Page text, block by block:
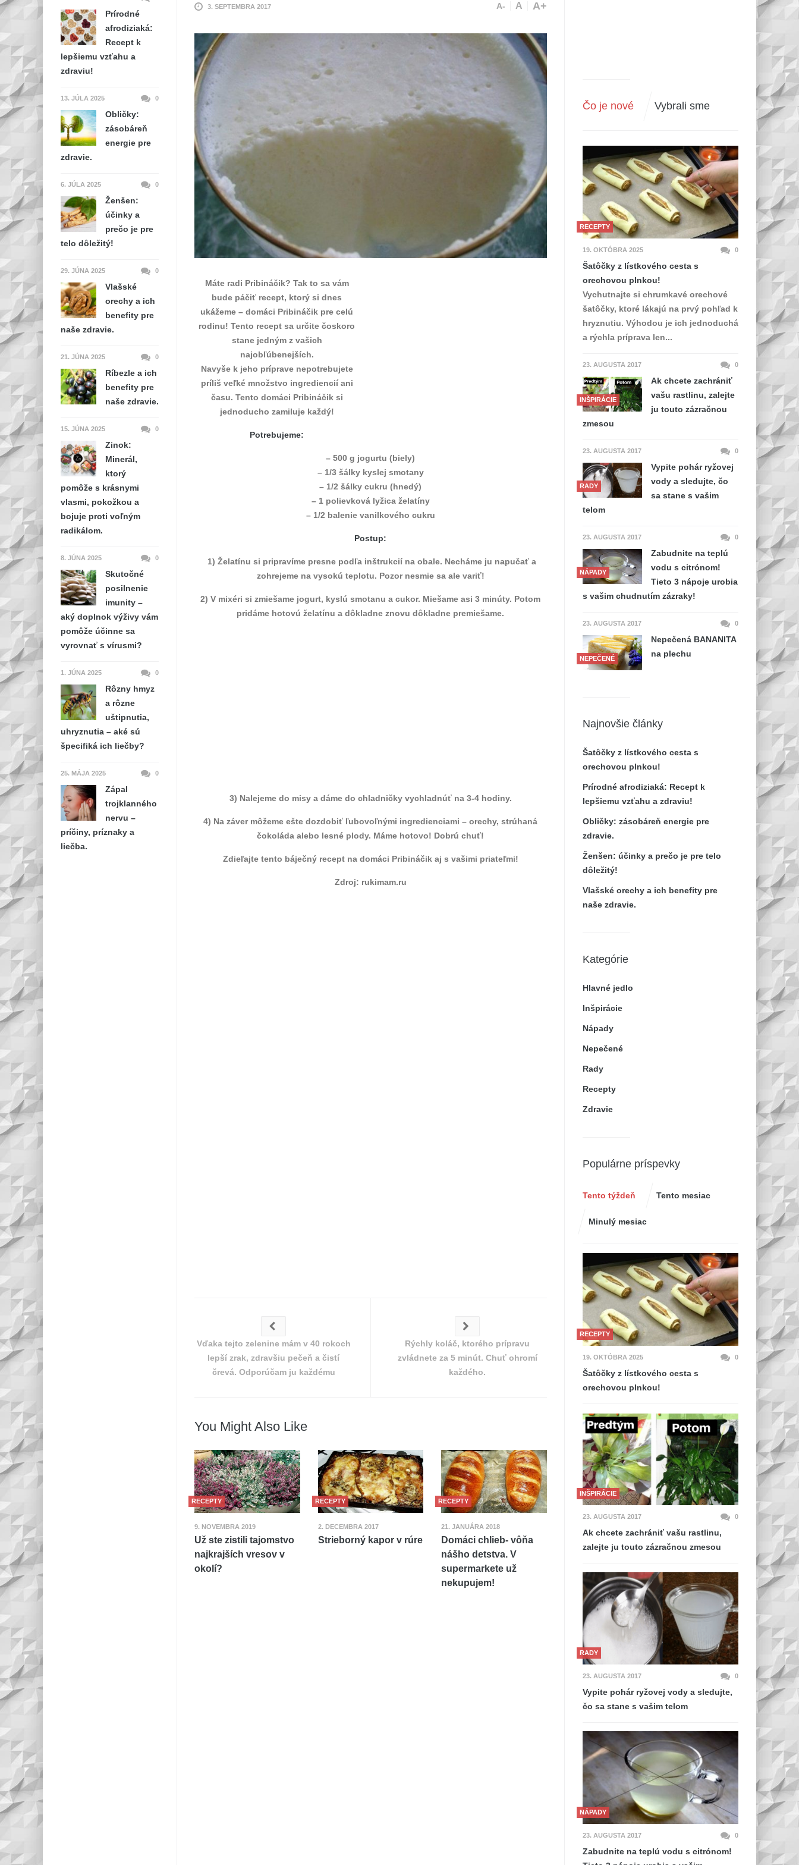
3. SEPTEMBRA 2017 A- A A+
Máte radi Pribináčik? Tak to sa vám
bude páčiť recept, ktorý si dnes
ukážeme – domáci Pribináčik pre celú
rodinu! Tento recept sa určite čoskoro
stane jedným z vašich
najobľúbenejších.
Navyše k jeho príprave nepotrebujete
príliš veľké množstvo ingrediencií ani
času. Tento domáci Pribináčik si
jednoducho zamiluje každý!
Potrebujeme:
– 500 g jogurtu (biely)
– 1/3 šálky kyslej smotany
– 1/2 šálky cukru (hnedý)
– 1 polievková lyžica želatíny
– 1/2 balenie vanilkového cukru
Postup:
1) Želatínu si pripravíme presne podľa inštrukcií na obale. Necháme ju napučať a
zohrejeme na vysokú teplotu. Pozor nesmie sa ale variť!
2) V mixéri si zmiešame jogurt, kyslú smotanu a cukor. Miešame asi 3 minúty. Potom
pridáme hotovú želatínu a dôkladne znovu dôkladne premiešame.
3) Nalejeme do misy a dáme do chladničky vychladnúť na 3-4 hodiny.
4) Na záver môžeme ešte dozdobiť ľubovoľnými ingredienciami – orechy, strúhaná
čokoláda alebo lesné plody. Máme hotovo! Dobrú chuť!
Zdieľajte tento báječný recept na domáci Pribináčik aj s vašimi priateľmi!
Zdroj: rukimam.ru
Vďaka tejto zelenine mám v 40 rokoch
lepší zrak, zdravšiu pečeň a čistí
črevá. Odporúčam ju každému
Rýchly koláč, ktorého prípravu
zvládnete za 5 minút. Chuť ohromí
každého.
You Might Also Like
RECEPTY
9. NOVEMBRA 2019
Už ste zistili tajomstvo
najkrajších vresov v
okolí?
RECEPTY
2. DECEMBRA 2017
Strieborný kapor v rúre
RECEPTY
21. JANUÁRA 2018
Domáci chlieb- vôňa
nášho detstva. V
supermarkete už
nekupujem!
Čo je nové Vybrali sme
RECEPTY
19. OKTÓBRA 2025 0
Šatôčky z lístkového cesta s
orechovou plnkou!
Vychutnajte si chrumkavé orechové
šatôčky, ktoré lákajú na prvý pohľad k
hryznutiu. Výhodou je ich jednoduchá
a rýchla príprava len...
23. AUGUSTA 2017 0
INŠPIRÁCIE
Ak chcete zachrániť
vašu rastlinu, zalejte
ju touto zázračnou
zmesou
23. AUGUSTA 2017 0
RADY
Vypite pohár ryžovej
vody a sledujte, čo
sa stane s vašim
telom
23. AUGUSTA 2017 0
NÁPADY
Zabudnite na teplú
vodu s citrónom!
Tieto 3 nápoje urobia
s vašim chudnutím zázraky!
23. AUGUSTA 2017 0
NEPEČENÉ
Nepečená BANANITA
na plechu
Najnovšie články
Šatôčky z lístkového cesta s
orechovou plnkou!
Prírodné afrodiziaká: Recept k
lepšiemu vzťahu a zdraviu!
Obličky: zásobáreň energie pre
zdravie.
Ženšen: účinky a prečo je pre telo
dôležitý!
Vlašské orechy a ich benefity pre
naše zdravie.
Kategórie
Hlavné jedlo
Inšpirácie
Nápady
Nepečené
Rady
Recepty
Zdravie
Populárne príspevky
Tento týždeň Tento mesiac
Minulý mesiac
RECEPTY
19. OKTÓBRA 2025 0
Šatôčky z lístkového cesta s
orechovou plnkou!
INŠPIRÁCIE
23. AUGUSTA 2017 0
Ak chcete zachrániť vašu rastlinu,
zalejte ju touto zázračnou zmesou
RADY
23. AUGUSTA 2017 0
Vypite pohár ryžovej vody a sledujte,
čo sa stane s vašim telom
NÁPADY
23. AUGUSTA 2017 0
Zabudnite na teplú vodu s citrónom!
Prírodné
afrodiziaká:
Recept k
lepšiemu vzťahu a
zdraviu!
13. JÚLA 2025 0
Obličky:
zásobáreň
energie pre
zdravie.
6. JÚLA 2025 0
Ženšen:
účinky a
prečo je pre
telo dôležitý!
29. JÚNA 2025 0
Vlašské
orechy a ich
benefity pre
naše zdravie.
21. JÚNA 2025 0
Ríbezle a ich
benefity pre
naše zdravie.
15. JÚNA 2025 0
Zinok:
Minerál,
ktorý
pomôže s krásnymi
vlasmi, pokožkou a
bojuje proti voľným
radikálom.
8. JÚNA 2025 0
Skutočné
posilnenie
imunity –
aký doplnok výživy vám
pomôže účinne sa
vyrovnať s vírusmi?
1. JÚNA 2025 0
Rôzny hmyz
a rôzne
uštipnutia,
uhryznutia – aké sú
špecifiká ich liečby?
25. MÁJA 2025 0
Zápal
trojklanného
nervu –
príčiny, príznaky a
liečba.